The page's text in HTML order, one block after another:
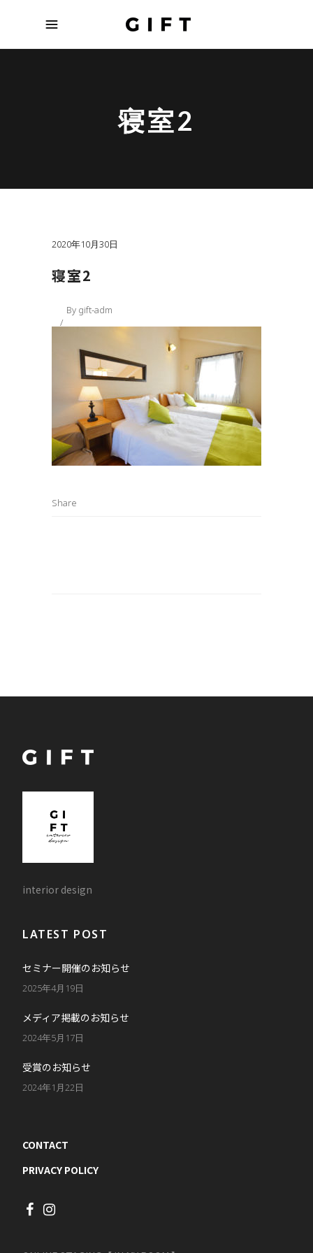
寝室2
2020年10月30日
寝室2
By gift-adm
Share
interior design
LATEST POST
セミナー開催のお知らせ
2025年4月19日
メディア掲載のお知らせ
2024年5月17日
受賞のお知らせ
2024年1月22日
CONTACT
PRIVACY POLICY